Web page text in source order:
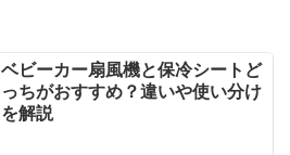
ベビーカー扇風機と保冷シートど
っちがおすすめ？違いや使い分け
を解説